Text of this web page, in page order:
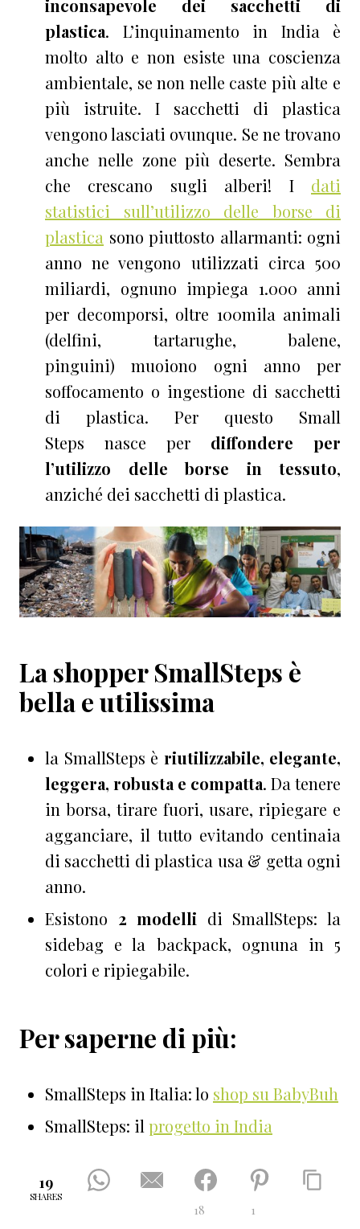
inconsapevole dei sacchetti di
plastica. L’inquinamento in India è
molto alto e non esiste una coscienza
ambientale, se non nelle caste più alte e
più istruite. I sacchetti di plastica
vengono lasciati ovunque. Se ne trovano
anche nelle zone più deserte. Sembra
che crescano sugli alberi! I dati
statistici sull’utilizzo delle borse di
plastica sono piuttosto allarmanti: ogni
anno ne vengono utilizzati circa 500
miliardi, ognuno impiega 1.000 anni
per decomporsi, oltre 100mila animali
(delfini, tartarughe, balene,
pinguini) muoiono ogni anno per
soffocamento o ingestione di sacchetti
di plastica. Per questo Small
Steps nasce per diffondere per
l’utilizzo delle borse in tessuto,
anziché dei sacchetti di plastica.
La shopper SmallSteps è
bella e utilissima
la SmallSteps è riutilizzabile, elegante,
leggera, robusta e compatta. Da tenere
in borsa, tirare fuori, usare, ripiegare e
agganciare, il tutto evitando centinaia
di sacchetti di plastica usa & getta ogni
anno.
Esistono 2 modelli di SmallSteps: la
sidebag e la backpack, ognuna in 5
colori e ripiegabile.
Per saperne di più:
SmallSteps in Italia: lo shop su BabyBuh
SmallSteps: il progetto in India
19
SHARES
18 1